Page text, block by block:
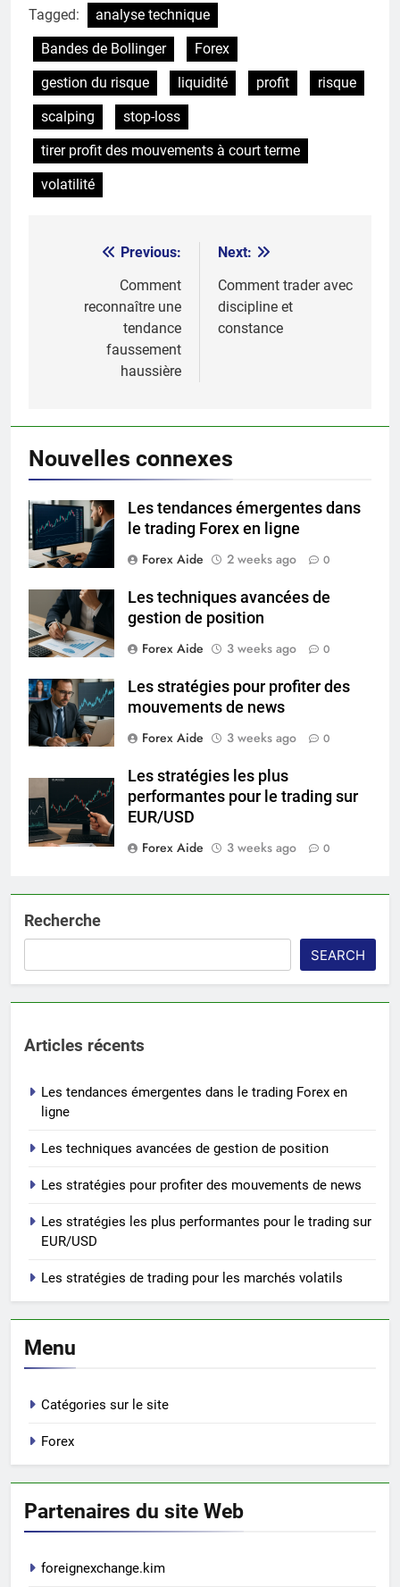
Tagged:
analyse technique
Bandes de Bollinger
Forex
gestion du risque
liquidité profit
risque
scalping
stop-loss
tirer profit des mouvements à court terme
volatilité
navigation
Previous:
Comment
reconnaître une
tendance
faussement
haussière
Next:
Comment trader avec
discipline et
constance
Nouvelles connexes
Les tendances émergentes dans
le trading Forex en ligne
Forex Aide
2 weeks ago 0
Les techniques avancées de
gestion de position
Forex Aide
3 weeks ago 0
Les stratégies pour profiter des
mouvements de news
Forex Aide
3 weeks ago 0
Les stratégies les plus
performantes pour le trading sur
EUR/USD
Forex Aide
3 weeks ago 0
Recherche
SEARCH
Articles récents
Les tendances émergentes dans le trading Forex en
ligne
Les techniques avancées de gestion de position
Les stratégies pour profiter des mouvements de news
Les stratégies les plus performantes pour le trading sur
EUR/USD
Les stratégies de trading pour les marchés volatils
Menu
Catégories sur le site
Forex
Partenaires du site Web
foreignexchange.kim